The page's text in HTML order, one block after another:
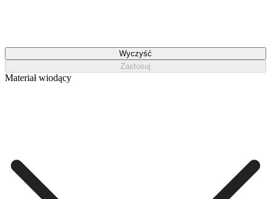
Wyczyść
Zastosuj
Materiał wiodący